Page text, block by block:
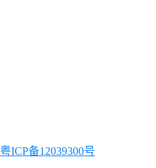
粤ICP备12039300号